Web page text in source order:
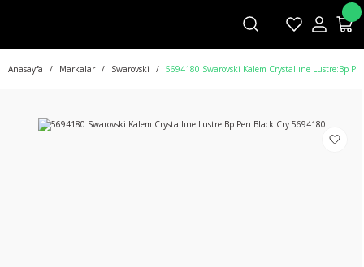
Anasayfa Markalar Swarovski 5694180 Swarovski Kalem Crystallıne Lustre:Bp